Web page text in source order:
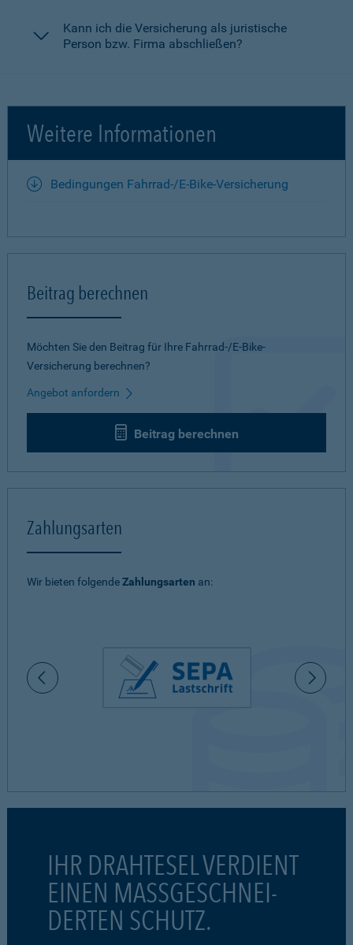
Kann ich die Versicherung als juristische
Person bzw. Firma abschließen?
Weitere Informationen
Bedingungen Fahrrad-/E-Bike-Versicherung
Beitrag berechnen
Möchten Sie den Beitrag für Ihre Fahrrad-/E-Bike-
Versicherung berechnen?
Angebot anfordern
Beitrag berechnen
Zahlungsarten
Wir bieten folgendeZahlungsarten an:
IHR DRAHTESEL VERDIENT
EINEN MASSGESCHNEI-
DERTEN SCHUTZ.